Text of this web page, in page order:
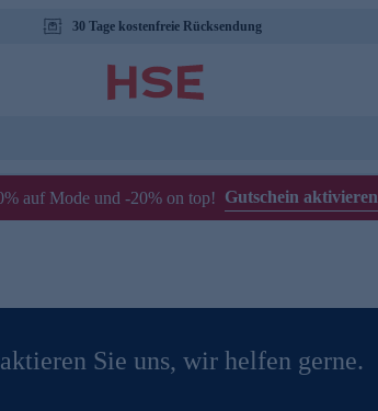
30 Tage kostenfreie Rücksendung
auf Mode und -20% on top! Gutschein aktivieren
Sie uns, wir helfen gerne.